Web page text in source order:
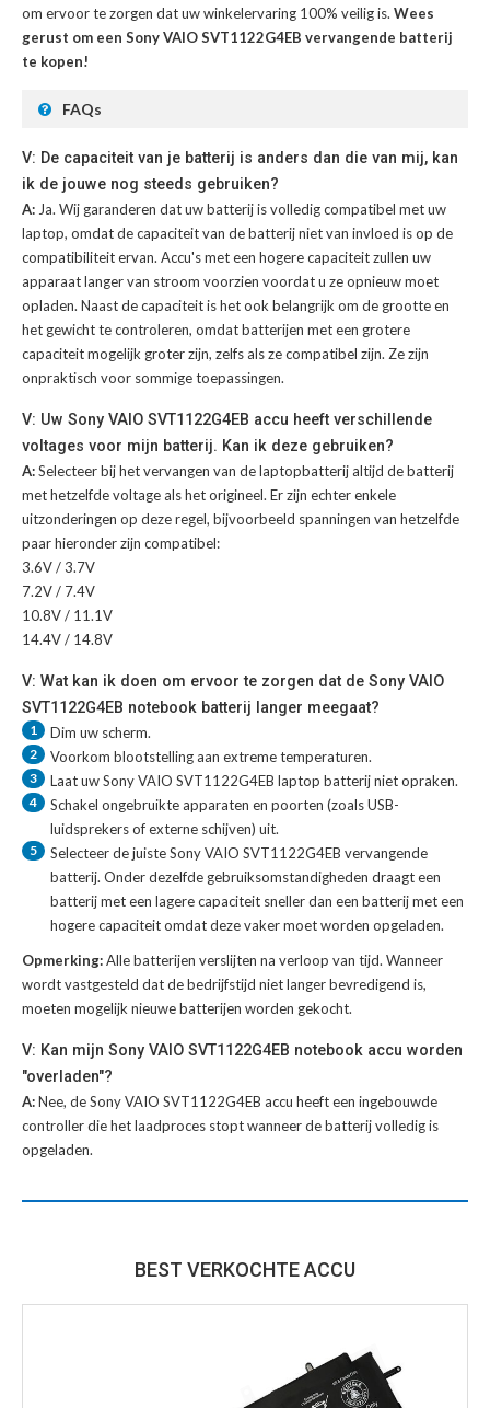
om ervoor te zorgen dat uw winkelervaring 100% veilig is. Wees
gerust om een Sony VAIO SVT1122G4EB vervangende batterij
te kopen!
FAQs
V: De capaciteit van je batterij is anders dan die van mij, kan
ik de jouwe nog steeds gebruiken?
A: Ja. Wij garanderen dat uw batterij is volledig compatibel met uw
laptop, omdat de capaciteit van de batterij niet van invloed is op de
compatibiliteit ervan. Accu's met een hogere capaciteit zullen uw
apparaat langer van stroom voorzien voordat u ze opnieuw moet
opladen. Naast de capaciteit is het ook belangrijk om de grootte en
het gewicht te controleren, omdat batterijen met een grotere
capaciteit mogelijk groter zijn, zelfs als ze compatibel zijn. Ze zijn
onpraktisch voor sommige toepassingen.
V: Uw Sony VAIO SVT1122G4EB accu heeft verschillende
voltages voor mijn batterij. Kan ik deze gebruiken?
A:Selecteer bij het vervangen van de laptopbatterij altijd de batterij
met hetzelfde voltage als het origineel. Er zijn echter enkele
uitzonderingen op deze regel, bijvoorbeeld spanningen van hetzelfde
paar hieronder zijn compatibel:
3.6V / 3.7V
7.2V / 7.4V
10.8V / 11.1V
14.4V / 14.8V
V: Wat kan ik doen om ervoor te zorgen dat de Sony VAIO
SVT1122G4EB notebook batterij langer meegaat?
1 Dim uw scherm.
2 Voorkom blootstelling aan extreme temperaturen.
3 Laat uwSony VAIO SVT1122G4EB laptop batterijniet opraken.
4
Schakel ongebruikte apparaten en poorten (zoals USB-
luidsprekers of externe schijven) uit.
5 Selecteer de juisteSony VAIO SVT1122G4EB vervangende
batterij. Onder dezelfde gebruiksomstandigheden draagt een
batterij met een lagere capaciteit sneller dan een batterij met een
hogere capaciteit omdat deze vaker moet worden opgeladen.
Opmerking:Alle batterijen verslijten na verloop van tijd. Wanneer
wordt vastgesteld dat de bedrijfstijd niet langer bevredigend is,
moeten mogelijk nieuwe batterijen worden gekocht.
V: Kan mijn Sony VAIO SVT1122G4EB notebook accu worden
"overladen"?
A:Nee, de Sony VAIO SVT1122G4EB accu heeft een ingebouwde
controller die het laadproces stopt wanneer de batterij volledig is
opgeladen.
BEST VERKOCHTE ACCU